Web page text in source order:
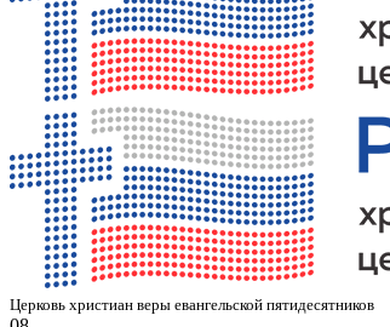
Церковь христиан веры евангельской пятидесятников